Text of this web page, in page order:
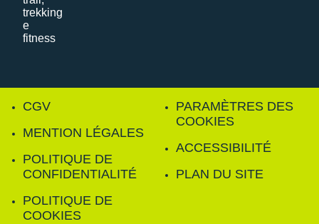
CGV
MENTION LÉGALES
POLITIQUE DE
CONFIDENTIALITÉ
POLITIQUE DE
COOKIES
PARAMÈTRES DES
COOKIES
ACCESSIBILITÉ
PLAN DU SITE